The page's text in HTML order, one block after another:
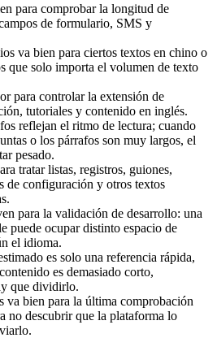
para comprobar la longitud de
de formulario, SMS y
va bien para ciertos textos en chino o
que solo importa el volumen de texto
para controlar la extensión de
tutoriales y contenido en inglés.
reflejan el ritmo de lectura; cuando
o los párrafos son muy largos, el
pesado.
tratar listas, registros, guiones,
de configuración y otros textos
para la validación de desarrollo: una
puede ocupar distinto espacio de
el idioma.
es solo una referencia rápida,
es demasiado corto,
que dividirlo.
va bien para la última comprobación
no descubrir que la plataforma lo